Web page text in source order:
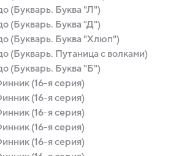
(Букварь. Буква "Л")
(Букварь. Буква "Д")
(Букварь. Буква "Хлюп")
(Букварь. Путаница с волками)
(Букварь. Буква "Б")
(16-я серия)
(16-я серия)
(16-я серия)
(16-я серия)
(16-я серия)